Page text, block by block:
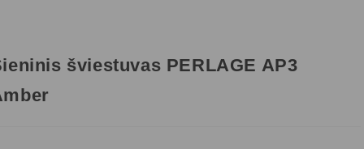
šviestuvas PERLAGE AP3